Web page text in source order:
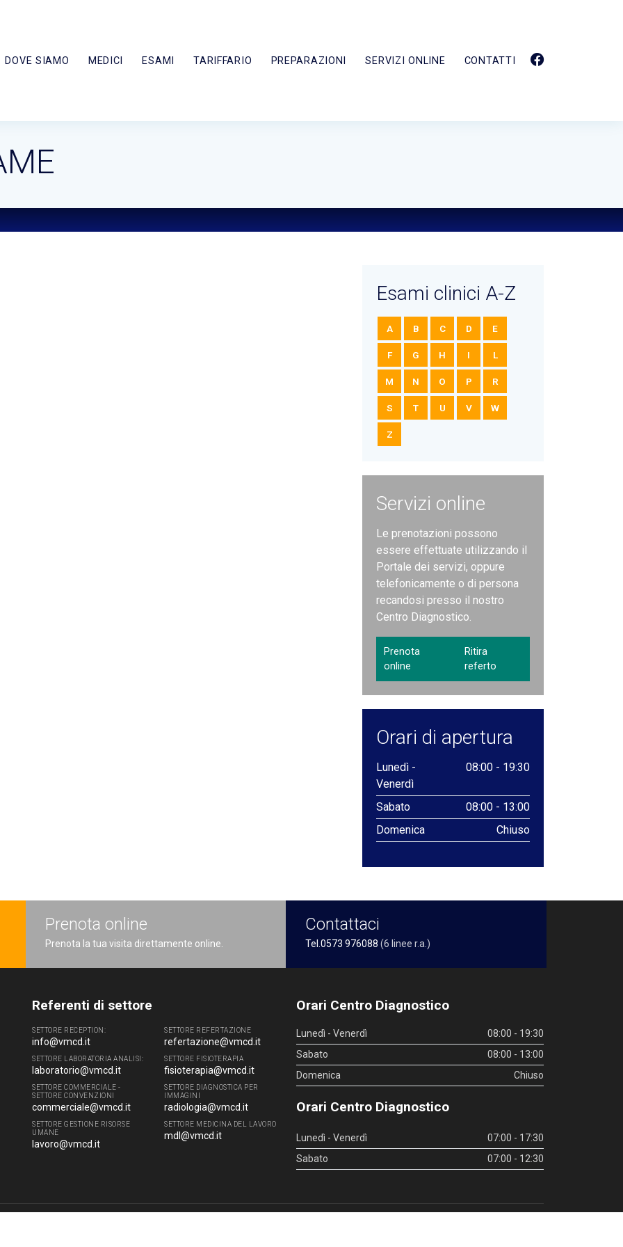
DOVE SIAMO MEDICI ESAMI TARIFFARIO PREPARAZIONI SERVIZI ONLINE CONTATTI
Esami clinici A-Z
A B C D E
F G H I L
M N O P R
S T U V W
Z
Servizi online
Le prenotazioni possono
essere effettuate utilizzando il
Portale dei servizi, oppure
telefonicamente o di persona
recandosi presso il nostro
Centro Diagnostico.
Prenota
online
Ritira
referto
Orari di apertura
Lunedì -
Venerdì
08:00 - 19:30
Sabato
08:00 - 13:00
Domenica
Chiuso
Prenota online
Prenota la tua visita direttamente online.
Contattaci
Tel.0573 976088 (6 linee r.a.)
Referenti di settore
SETTORE RECEPTION:
info@vmcd.it
SETTORE LABORATORIA ANALISI:
laboratorio@vmcd.it
SETTORE COMMERCIALE -
SETTORE CONVENZIONI
commerciale@vmcd.it
SETTORE GESTIONE RISORSE
UMANE
lavoro@vmcd.it
SETTORE REFERTAZIONE
refertazione@vmcd.it
SETTORE FISIOTERAPIA
fisioterapia@vmcd.it
SETTORE DIAGNOSTICA PER
IMMAGINI
radiologia@vmcd.it
SETTORE MEDICINA DEL LAVORO
mdl@vmcd.it
Orari Centro Diagnostico
Lunedì - Venerdì
08:00 - 19:30
Sabato
08:00 - 13:00
Domenica
Chiuso
Orari Centro Diagnostico
Lunedì - Venerdì
07:00 - 17:30
Sabato
07:00 - 12:30